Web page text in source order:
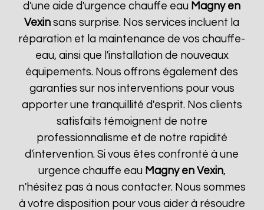
d'une aide d'urgence chauffe eau Magny en
Vexin sans surprise. Nos services incluent la
réparation et la maintenance de vos chauffe-
eau, ainsi que l'installation de nouveaux
équipements. Nous offrons également des
garanties sur nos interventions pour vous
apporter une tranquillité d'esprit. Nos clients
satisfaits témoignent de notre
professionnalisme et de notre rapidité
d'intervention. Si vous êtes confronté à une
urgence chauffe eau Magny en Vexin,
n'hésitez pas à nous contacter. Nous sommes
à votre disposition pour vous aider à résoudre